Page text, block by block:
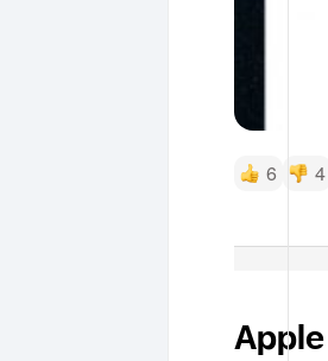
6 4